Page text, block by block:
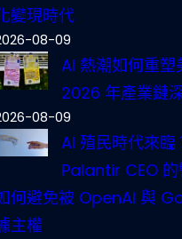
變現時代
08-09
AI 熱潮如何重塑
2026 年產業鏈
08-09
AI 殖民時代來臨
Palantir CEO
何避免被 OpenAI 與
主權